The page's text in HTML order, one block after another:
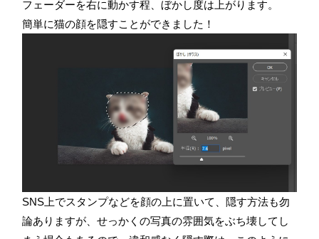
フェーダーを右に動かす程、ぼかし度は上がります。
簡単に猫の顔を隠すことができました！
SNS上でスタンプなどを顔の上に置いて、隠す方法も勿
論ありますが、せっかくの写真の雰囲気をぶち壊してし